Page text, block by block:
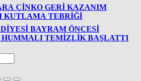
ÇİNKO GERİ KAZANIM
KUTLAMA TEBRİĞİ
BAYRAM ÖNCESİ
TEMİZLİK BAŞLATTI